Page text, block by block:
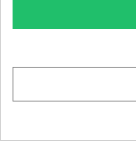
© Copyright